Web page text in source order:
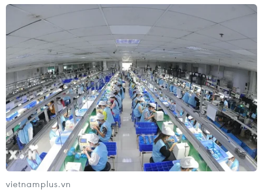
Bạo lực học đường - Vấn đề
nan giải trên toàn cầu
04/05/2019 08:29
Theo số liệu của UNESCO (năm 2017), tỷ lệ trẻ em và vị
thành niên là nạn nhân của bạo lực học đường hàng
năm lên đến 246.000 triệu người trên thế giới; trong đó,
Indonesia có tỷ lệ cao nhất với 84%.
vietnamplus.vn